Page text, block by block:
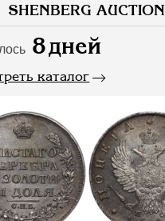
SHENBERG AUCTION
8дней
каталог